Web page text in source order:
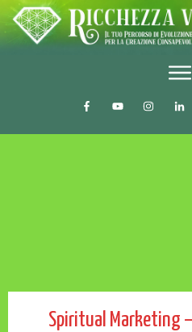
Spiritual Marketing